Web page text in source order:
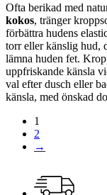
Ofta berikad med
kokos, tränger
förbättra hudens
torr eller känslig hud,
lämna huden fet.
uppfriskande känsla
val efter dusch eller
känsla, med önskad
1
2
→